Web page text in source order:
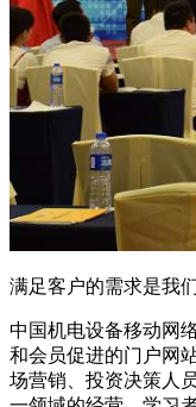
满足客户的需求是我
中国机电设备移动网
和会员促进的门户网
场营销、投资决策人